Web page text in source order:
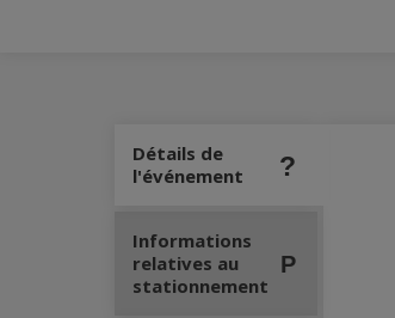
Détails de
l'événement
Informations
relatives au
stationnement